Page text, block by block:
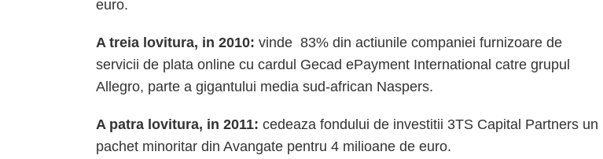
euro.
A treia lovitura, in 2010: vinde 83% din actiunile companiei furnizoare de
servicii de plata online cu cardul Gecad ePayment International catre grupul
Allegro, parte a gigantului media sud-african Naspers.
A patra lovitura, in 2011: cedeaza fondului de investitii 3TS Capital Partners un
pachet minoritar din Avangate pentru 4 milioane de euro.